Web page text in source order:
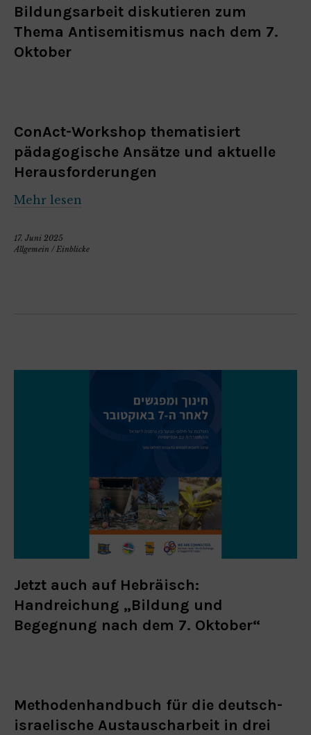
Bildungsarbeit diskutieren zum
Thema Antisemitismus nach dem 7.
Oktober
ConAct-Workshop thematisiert
pädagogische Ansätze und aktuelle
Herausforderungen
Mehr lesen
17. Juni 2025
Allgemein /Einblicke
Jetzt auch auf Hebräisch:
Handreichung „Bildung und
Begegnung nach dem 7. Oktober“
Methodenhandbuch für die deutsch-
israelische Austauscharbeit in drei